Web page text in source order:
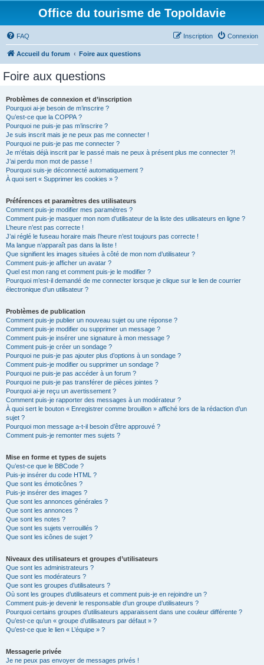
Office du tourisme de Topoldavie
FAQ Connexion
Inscription
Accueil du forum Foire aux questions
Foire aux questions
Problèmes de connexion et d’inscription
Pourquoi ai-je besoin de m’inscrire ?
Qu’est-ce que la COPPA ?
Pourquoi ne puis-je pas m’inscrire ?
Je suis inscrit mais je ne peux pas me connecter !
Pourquoi ne puis-je pas me connecter ?
Je m’étais déjà inscrit par le passé mais ne peux à présent plus me connecter ?!
J’ai perdu mon mot de passe !
Pourquoi suis-je déconnecté automatiquement ?
À quoi sert « Supprimer les cookies » ?
Préférences et paramètres des utilisateurs
Comment puis-je modifier mes paramètres ?
Comment puis-je masquer mon nom d’utilisateur de la liste des utilisateurs en ligne ?
L’heure n’est pas correcte !
J’ai réglé le fuseau horaire mais l’heure n’est toujours pas correcte !
Ma langue n’apparaît pas dans la liste !
Que signifient les images situées à côté de mon nom d’utilisateur ?
Comment puis-je afficher un avatar ?
Quel est mon rang et comment puis-je le modifier ?
Pourquoi m’est-il demandé de me connecter lorsque je clique sur le lien de courrier
électronique d’un utilisateur ?
Problèmes de publication
Comment puis-je publier un nouveau sujet ou une réponse ?
Comment puis-je modifier ou supprimer un message ?
Comment puis-je insérer une signature à mon message ?
Comment puis-je créer un sondage ?
Pourquoi ne puis-je pas ajouter plus d’options à un sondage ?
Comment puis-je modifier ou supprimer un sondage ?
Pourquoi ne puis-je pas accéder à un forum ?
Pourquoi ne puis-je pas transférer de pièces jointes ?
Pourquoi ai-je reçu un avertissement ?
Comment puis-je rapporter des messages à un modérateur ?
À quoi sert le bouton « Enregistrer comme brouillon » affiché lors de la rédaction d’un
sujet ?
Pourquoi mon message a-t-il besoin d’être approuvé ?
Comment puis-je remonter mes sujets ?
Mise en forme et types de sujets
Qu’est-ce que le BBCode ?
Puis-je insérer du code HTML ?
Que sont les émoticônes ?
Puis-je insérer des images ?
Que sont les annonces générales ?
Que sont les annonces ?
Que sont les notes ?
Que sont les sujets verrouillés ?
Que sont les icônes de sujet ?
Niveaux des utilisateurs et groupes d’utilisateurs
Que sont les administrateurs ?
Que sont les modérateurs ?
Que sont les groupes d’utilisateurs ?
Où sont les groupes d’utilisateurs et comment puis-je en rejoindre un ?
Comment puis-je devenir le responsable d’un groupe d’utilisateurs ?
Pourquoi certains groupes d’utilisateurs apparaissent dans une couleur différente ?
Qu’est-ce qu’un « groupe d’utilisateurs par défaut » ?
Qu’est-ce que le lien « L’équipe » ?
Messagerie privée
Je ne peux pas envoyer de messages privés !